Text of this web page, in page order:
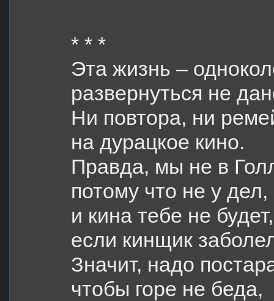
* * *
Эта жизнь –
развернуться не
Ни повтора, ни
на дурацкое кино.
Правда, мы не в
потому что не у дел,
и кина тебе не будет,
если кинщик
Значит, надо
чтобы горе не беда,